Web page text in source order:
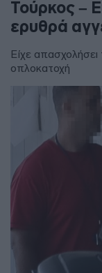
Τούρκος –
ερυθρά
Είχε απασχολήσει
οπλοκατοχή